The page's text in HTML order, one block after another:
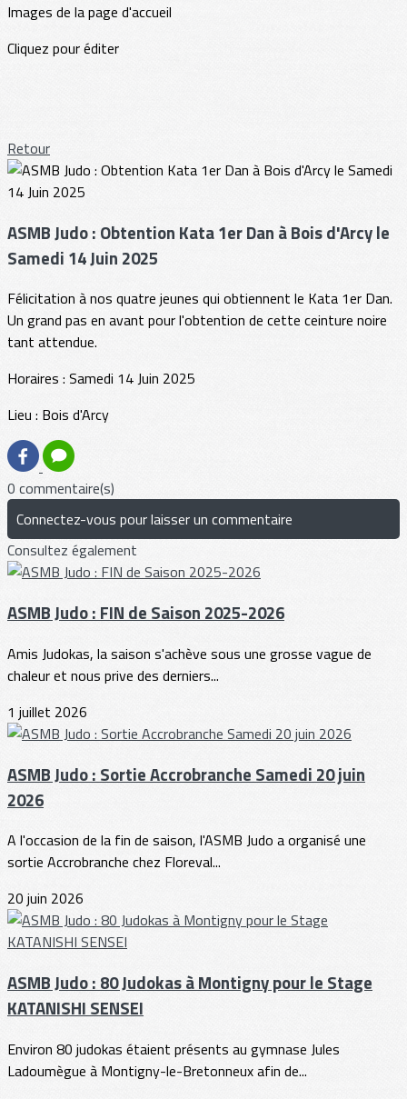
Images de la page d'accueil
Cliquez pour éditer
Retour
ASMB Judo : Obtention Kata 1er Dan à Bois d'Arcy le
Samedi 14 Juin 2025
Félicitation à nos quatre jeunes qui obtiennent le Kata 1er Dan.
Un grand pas en avant pour l'obtention de cette ceinture noire
tant attendue.
Horaires : Samedi 14 Juin 2025
Lieu : Bois d'Arcy
0 commentaire(s)
Connectez-vous pour laisser un commentaire
Consultez également
ASMB Judo : FIN de Saison 2025-2026
Amis Judokas, la saison s'achève sous une grosse vague de
chaleur et nous prive des derniers...
1 juillet 2026
ASMB Judo : Sortie Accrobranche Samedi 20 juin
2026
A l'occasion de la fin de saison, l'ASMB Judo a organisé une
sortie Accrobranche chez Floreval...
20 juin 2026
ASMB Judo : 80 Judokas à Montigny pour le Stage
KATANISHI SENSEI
Environ 80 judokas étaient présents au gymnase Jules
Ladoumègue à Montigny-le-Bretonneux afin de...